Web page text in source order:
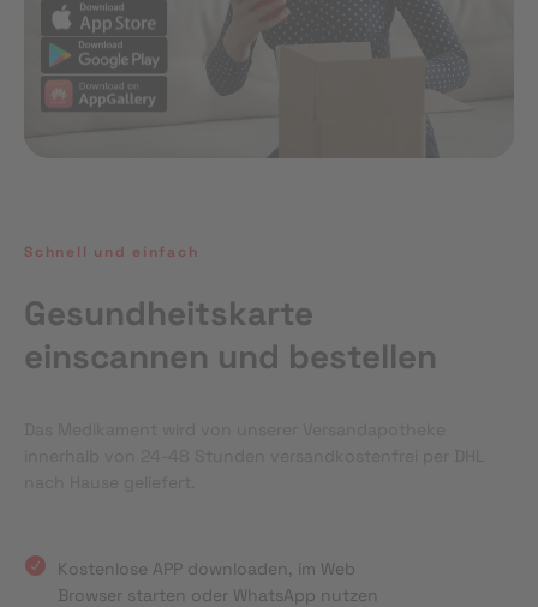
Schnell und einfach
Gesundheitskarte
einscannen und bestellen
Kostenlose APP downloaden, im Web
Browser starten oder WhatsApp nutzen